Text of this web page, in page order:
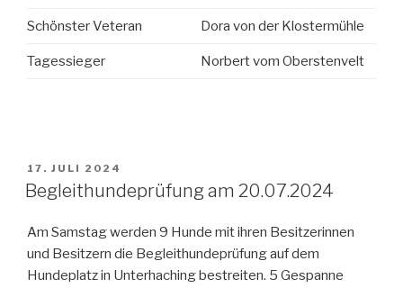
Schönster Veteran Dora von der Klostermühle
Tagessieger Norbert vom Oberstenvelt
VERÖFFENTLICHT
AM
17. JULI 2024
Begleithundeprüfung am 20.07.2024
Am Samstag werden 9 Hunde mit ihren Besitzerinnen
und Besitzern die Begleithundeprüfung auf dem
Hundeplatz in Unterhaching bestreiten. 5 Gespanne